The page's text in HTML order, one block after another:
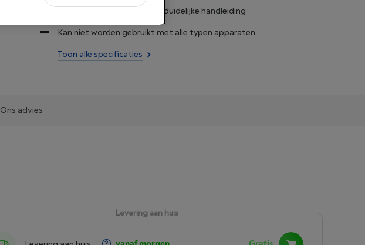
Eenvoudige installatie met duidelijke handleiding
Kan niet worden gebruikt met alle typen apparaten
Toon alle specificaties
Ons advies
Levering aan huis